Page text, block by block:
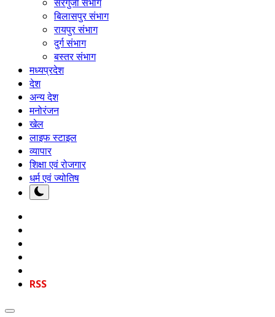
बिलासपुर संभाग
रायपुर संभाग
दुर्ग संभाग
बस्तर संभाग
मध्यप्रदेश
देश
अन्य देश
मनोरंजन
खेल
लाइफ स्टाइल
व्यापार
शिक्षा एवं रोजगार
धर्म एवं ज्योतिष
RSS